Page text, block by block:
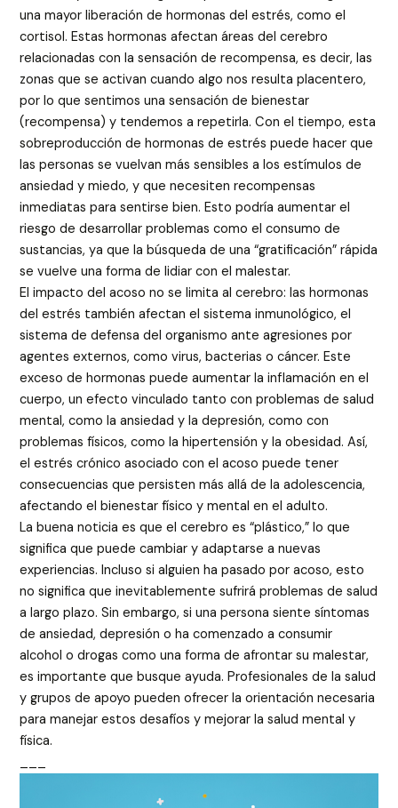
una mayor liberación de hormonas del estrés, como el
cortisol. Estas hormonas afectan áreas del cerebro
relacionadas con la sensación de recompensa, es decir, las
zonas que se activan cuando algo nos resulta placentero,
por lo que sentimos una sensación de bienestar
(recompensa) y tendemos a repetirla. Con el tiempo, esta
sobreproducción de hormonas de estrés puede hacer que
las personas se vuelvan más sensibles a los estímulos de
ansiedad y miedo, y que necesiten recompensas
inmediatas para sentirse bien. Esto podría aumentar el
riesgo de desarrollar problemas como el consumo de
sustancias, ya que la búsqueda de una “gratificación” rápida
se vuelve una forma de lidiar con el malestar.
El impacto del acoso no se limita al cerebro: las hormonas
del estrés también afectan el sistema inmunológico, el
sistema de defensa del organismo ante agresiones por
agentes externos, como virus, bacterias o cáncer. Este
exceso de hormonas puede aumentar la inflamación en el
cuerpo, un efecto vinculado tanto con problemas de salud
mental, como la ansiedad y la depresión, como con
problemas físicos, como la hipertensión y la obesidad. Así,
el estrés crónico asociado con el acoso puede tener
consecuencias que persisten más allá de la adolescencia,
afectando el bienestar físico y mental en el adulto.
La buena noticia es que el cerebro es “plástico,” lo que
significa que puede cambiar y adaptarse a nuevas
experiencias. Incluso si alguien ha pasado por acoso, esto
no significa que inevitablemente sufrirá problemas de salud
a largo plazo. Sin embargo, si una persona siente síntomas
de ansiedad, depresión o ha comenzado a consumir
alcohol o drogas como una forma de afrontar su malestar,
es importante que busque ayuda. Profesionales de la salud
y grupos de apoyo pueden ofrecer la orientación necesaria
para manejar estos desafíos y mejorar la salud mental y
física.